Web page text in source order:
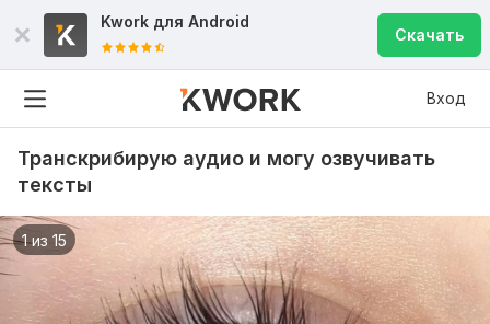
Kwork для Android
Скачать
Вход
Транскрибирую аудио и могу озвучивать
тексты
1 из 15